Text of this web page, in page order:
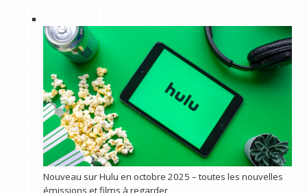
Nouveau sur Hulu en octobre 2025 – toutes les nouvelles
émissions et films à regarder